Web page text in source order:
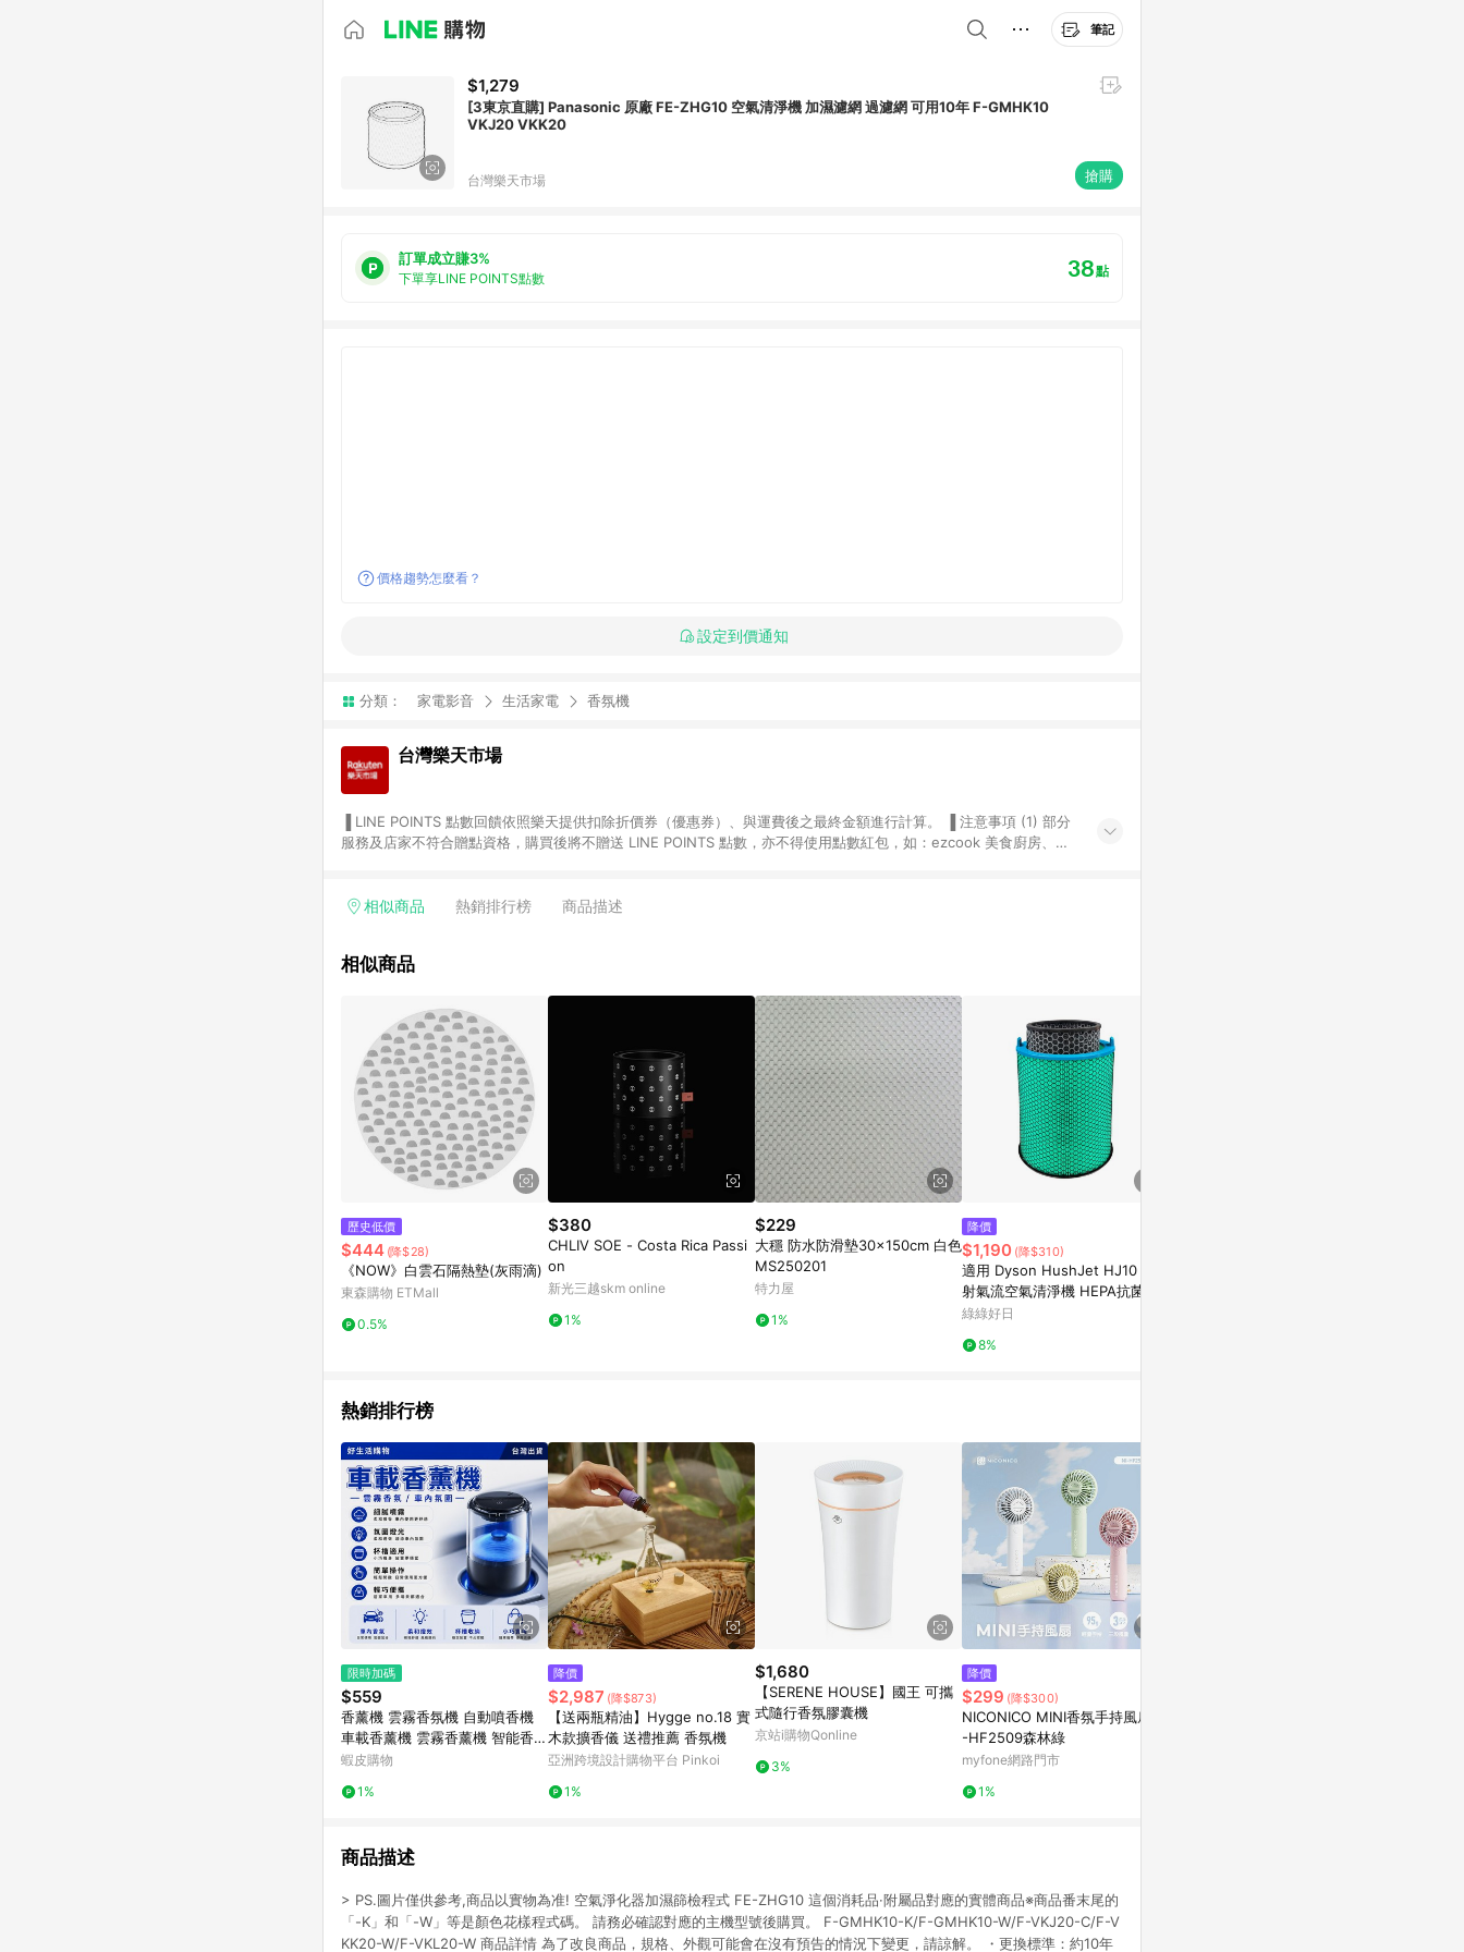
筆記
$1,279
[3東京直購] Panasonic 原廠 FE-ZHG10 空氣清淨機 加濕濾網 過濾網 可用10年 F-GMHK10
VKJ20 VKK20
台灣樂天市場 搶購
訂單成立賺3%
下單享LINE POINTS點數 38點
價格趨勢怎麼看？
設定到價通知
分類： 家電影音 生活家電 香氛機
台灣樂天市場
服務及店家不符合贈點資格，購買後將不贈送 LINE POINTS 點數，亦不得使用點數紅包，如：ezcook 美食廚房、樂
享有 LINE POINTS 回饋。 (3) 若購買之訂單（包含預購商品）未符合樂天市場 45 天內完成訂單出貨及結帳，則不符
會有時間差，如顯示之商品規格、顏色、價位、贈品與台灣樂天市場銷售網頁不符，以銷售網頁標示為準。 (6) 導購訂
點數回饋或點數回饋有爭議，台灣樂天市場保有更改條款與法律追訴之權利，活動詳情以樂天市場網站公告為準。
相似商品 熱銷排行榜 商品描述
相似商品
歷史低價
$444 (降$28)
《NOW》白雲石隔熱墊(灰雨滴)
東森購物 ETMall
0.5%
$380
CHLIV SOE - Costa Rica Passi
on
新光三越skm online
1%
$229
大穩 防水防滑墊30x150cm 白色
MS250201
特力屋
1%
降價
$1,190 (降$310)
適用 Dyson HushJet HJ10 噴
射氣流空氣清淨機 HEPA抗菌濾
芯 綠綠好日
綠綠好日
8%
熱銷排行榜
限時加碼
$559
香薰機 雲霧香氛機 自動噴香機
車載香薰機 雲霧香薰機 智能香薰
機 觀景香薰機 噴霧香薰機 智能
蝦皮購物
1%
降價
$2,987 (降$873)
【送兩瓶精油】Hygge no.18 實
木款擴香儀 送禮推薦 香氛機
亞洲跨境設計購物平台 Pinkoi
1%
$1,680
【SERENE HOUSE】國王 可攜
式隨行香氛膠囊機
京站i購物Qonline
3%
降價
$299 (降$300)
NICONICO MINI香氛手持風扇NI
-HF2509森林綠
myfone網路門市
1%
商品描述
> PS.圖片僅供參考,商品以實物為准! 空氣淨化器加濕篩檢程式 FE-ZHG10 這個消耗品·附屬品對應的實體商品※商品番末尾的
「-K」和「-W」等是顏色花樣程式碼。 請務必確認對應的主機型號後購買。 F-GMHK10-K/F-GMHK10-W/F-VKJ20-C/F-V
KK20-W/F-VKL20-W 商品詳情 為了改良商品，規格、外觀可能會在沒有預告的情況下變更，請諒解。 ・更換標準：約10年